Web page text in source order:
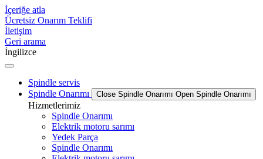
İçeriğe atla
Ücretsiz Onarım Teklifi
İletişim
Geri arama
İngilizce
Spindle servis
Spindle Onarımı
Close Spindle Onarımı Open Spindle Onarımı
Hizmetlerimiz
Spindle Onarımı
Elektrik motoru sarımı
Yedek Parça
Spindle Onarımı